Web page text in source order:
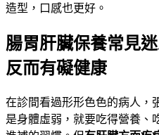
造型，口感也更好。
腸胃肝臟保養常見
反而有礙健康
在診間看過形形色色的病人，
是身體虛弱，就要吃得營養、